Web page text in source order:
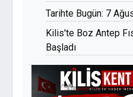
Tarihte Bugün: 7
Kilis'te Boz Antep
Başladı